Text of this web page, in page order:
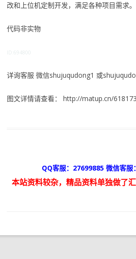
改和上位机定制开发，满足各种项目需求。
代码非实物
ID:694800
详询客服 微信shujuqudong1 或
图文详情请查看： http://matup.cn/
QQ客服：27699885 微信客
本站资料较杂，精品资料单独做了